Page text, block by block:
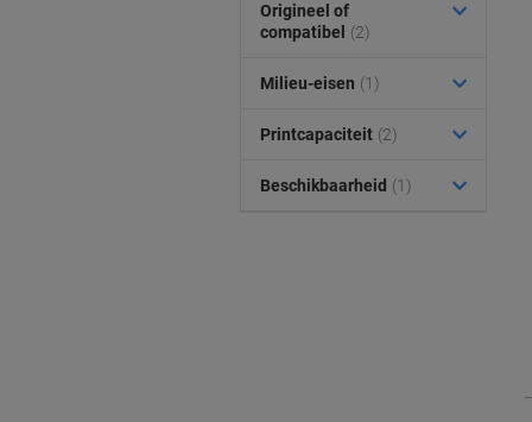
Origineel of
compatibel
(2)
Milieu-eisen (1)
Printcapaciteit (2)
Beschikbaarheid (1)